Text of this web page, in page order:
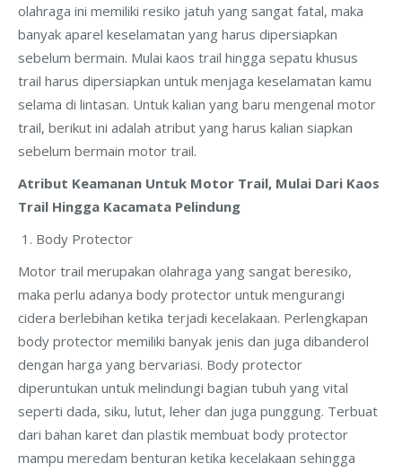
olahraga ini memiliki resiko jatuh yang sangat fatal, maka
banyak aparel keselamatan yang harus dipersiapkan
sebelum bermain. Mulai kaos trail hingga sepatu khusus
trail harus dipersiapkan untuk menjaga keselamatan kamu
selama di lintasan. Untuk kalian yang baru mengenal motor
trail, berikut ini adalah atribut yang harus kalian siapkan
sebelum bermain motor trail.
Atribut Keamanan Untuk Motor Trail, Mulai Dari Kaos
Trail Hingga Kacamata Pelindung
Body Protector
Motor trail merupakan olahraga yang sangat beresiko,
maka perlu adanya body protector untuk mengurangi
cidera berlebihan ketika terjadi kecelakaan. Perlengkapan
body protector memiliki banyak jenis dan juga dibanderol
dengan harga yang bervariasi. Body protector
diperuntukan untuk melindungi bagian tubuh yang vital
seperti dada, siku, lutut, leher dan juga punggung. Terbuat
dari bahan karet dan plastik membuat body protector
mampu meredam benturan ketika kecelakaan sehingga